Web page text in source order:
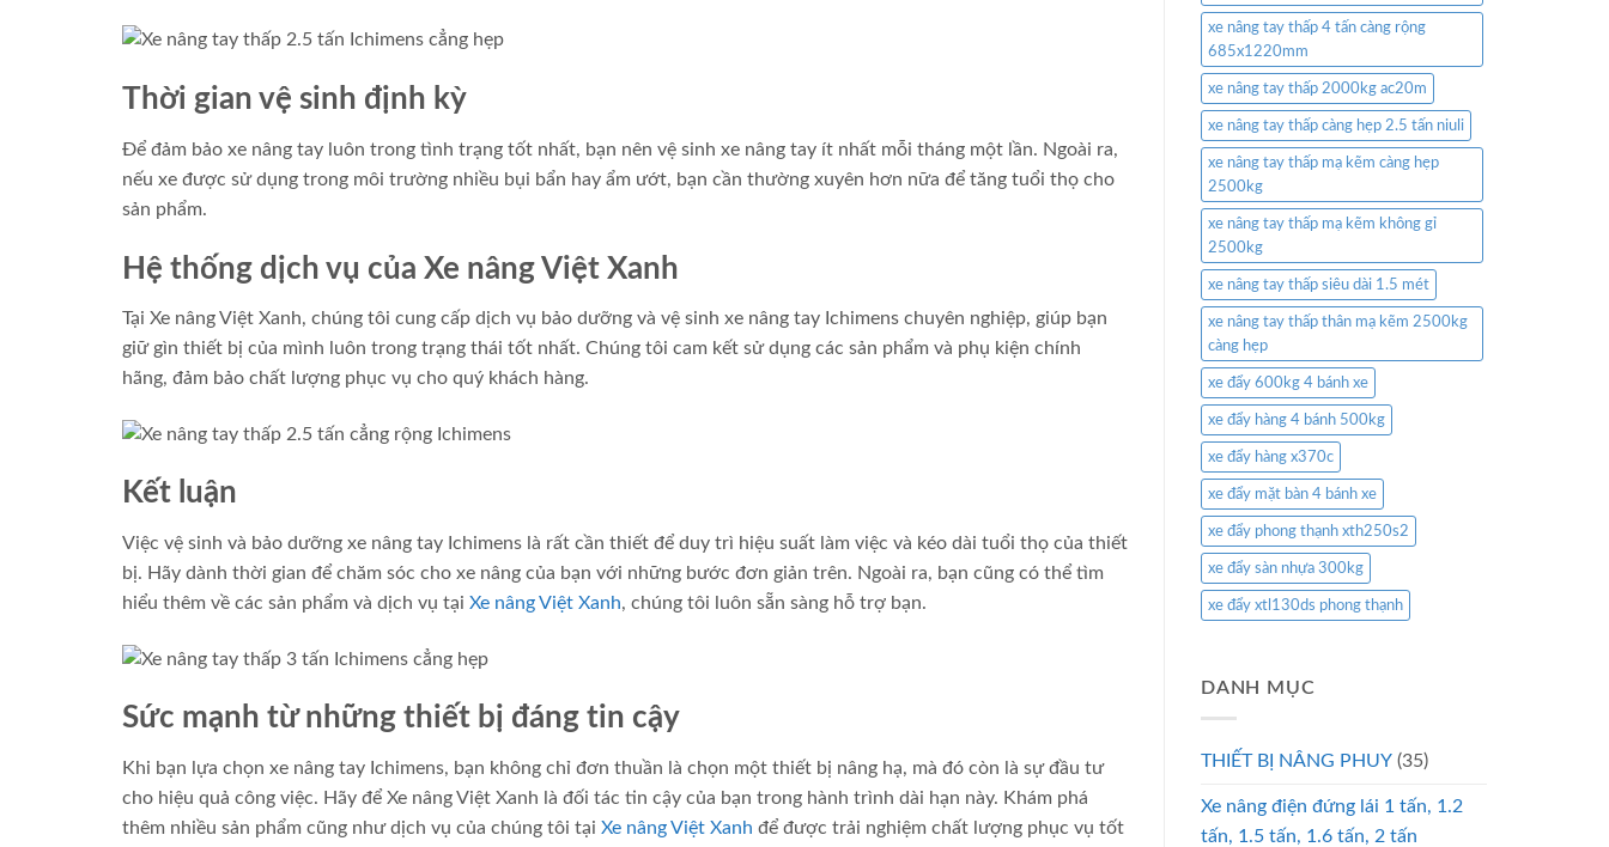
Thời gian vệ sinh định kỳ
Để đảm bảo xe nâng tay luôn trong tình trạng tốt nhất, bạn nên vệ sinh xe nâng tay ít nhất mỗi tháng một lần. Ngoài ra,
nếu xe được sử dụng trong môi trường nhiều bụi bẩn hay ẩm ướt, bạn cần thường xuyên hơn nữa để tăng tuổi thọ cho
sản phẩm.
Hệ thống dịch vụ của Xe nâng Việt Xanh
Tại Xe nâng Việt Xanh, chúng tôi cung cấp dịch vụ bảo dưỡng và vệ sinh xe nâng tay Ichimens chuyên nghiệp, giúp bạn
giữ gìn thiết bị của mình luôn trong trạng thái tốt nhất. Chúng tôi cam kết sử dụng các sản phẩm và phụ kiện chính
hãng, đảm bảo chất lượng phục vụ cho quý khách hàng.
Kết luận
Việc vệ sinh và bảo dưỡng xe nâng tay Ichimens là rất cần thiết để duy trì hiệu suất làm việc và kéo dài tuổi thọ của thiết
bị. Hãy dành thời gian để chăm sóc cho xe nâng của bạn với những bước đơn giản trên. Ngoài ra, bạn cũng có thể tìm
hiểu thêm về các sản phẩm và dịch vụ tại Xe nâng Việt Xanh, chúng tôi luôn sẵn sàng hỗ trợ bạn.
Sức mạnh từ những thiết bị đáng tin cậy
Khi bạn lựa chọn xe nâng tay Ichimens, bạn không chỉ đơn thuần là chọn một thiết bị nâng hạ, mà đó còn là sự đầu tư
cho hiệu quả công việc. Hãy để Xe nâng Việt Xanh là đối tác tin cậy của bạn trong hành trình dài hạn này. Khám phá
thêm nhiều sản phẩm cũng như dịch vụ của chúng tôi tại Xe nâng Việt Xanh để được trải nghiệm chất lượng phục vụ tốt
xe nâng tay thấp 4 tấn càng rộng
685x1220mm
xe nâng tay thấp 2000kg ac20m
xe nâng tay thấp càng hẹp 2.5 tấn niuli
xe nâng tay thấp mạ kẽm càng hẹp
2500kg
xe nâng tay thấp mạ kẽm không gỉ
2500kg
xe nâng tay thấp siêu dài 1.5 mét
xe nâng tay thấp thân mạ kẽm 2500kg
càng hẹp
xe đẩy 600kg 4 bánh xe
xe đẩy hàng 4 bánh 500kg
xe đẩy hàng x370c
xe đẩy mặt bàn 4 bánh xe
xe đẩy phong thạnh xth250s2
xe đẩy sàn nhựa 300kg
xe đẩy xtl130ds phong thạnh
DANH MỤC
THIẾT BỊ NÂNG PHUY (35)
Xe nâng điện đứng lái 1 tấn, 1.2
tấn, 1.5 tấn, 1.6 tấn, 2 tấn